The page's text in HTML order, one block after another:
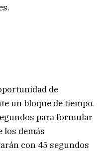
de
un bloque de tiempo.
para formular
los demás
con 45 segundos